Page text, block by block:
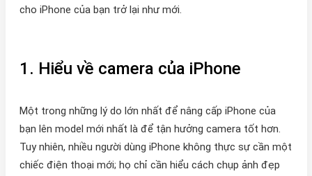
cho iPhone của bạn trở lại như mới.
1. Hiểu về camera của iPhone
Một trong những lý do lớn nhất để nâng cấp iPhone của
bạn lên model mới nhất là để tận hưởng camera tốt hơn.
Tuy nhiên, nhiều người dùng iPhone không thực sự cần một
chiếc điện thoại mới; họ chỉ cần hiểu cách chụp ảnh đẹp